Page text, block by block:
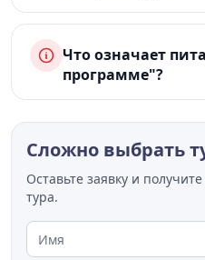
Что означает
программе"?
Сложно выбрать
Оставьте заявку и
тура.